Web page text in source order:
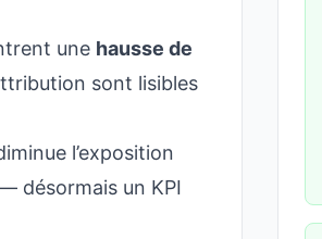
une hausse de
sont lisibles
l’exposition
désormais un KPI